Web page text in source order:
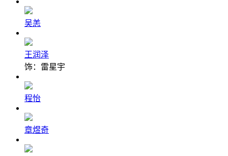
吴恙
王润泽
饰：雷星宇
程怡
章煜奇